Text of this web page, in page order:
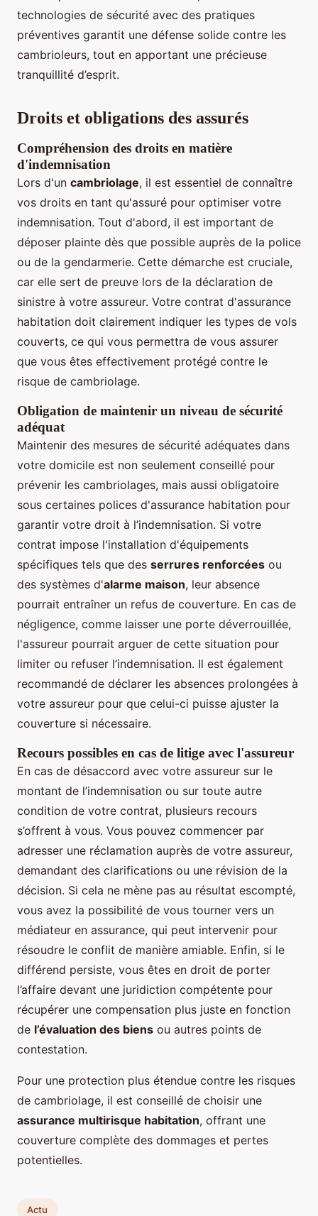
technologies de sécurité avec des pratiques
préventives garantit une défense solide contre les
cambrioleurs, tout en apportant une précieuse
tranquillité d’esprit.
Droits et obligations des assurés
Compréhension des droits en matière
d'indemnisation
Lors d'un cambriolage, il est essentiel de connaître
vos droits en tant qu'assuré pour optimiser votre
indemnisation. Tout d'abord, il est important de
déposer plainte dès que possible auprès de la police
ou de la gendarmerie. Cette démarche est cruciale,
car elle sert de preuve lors de la déclaration de
sinistre à votre assureur. Votre contrat d'assurance
habitation doit clairement indiquer les types de vols
couverts, ce qui vous permettra de vous assurer
que vous êtes effectivement protégé contre le
risque de cambriolage.
Obligation de maintenir un niveau de sécurité
adéquat
Maintenir des mesures de sécurité adéquates dans
votre domicile est non seulement conseillé pour
prévenir les cambriolages, mais aussi obligatoire
sous certaines polices d'assurance habitation pour
garantir votre droit à l’indemnisation. Si votre
contrat impose l'installation d'équipements
spécifiques tels que des serrures renforcées ou
des systèmes d'alarme maison, leur absence
pourrait entraîner un refus de couverture. En cas de
négligence, comme laisser une porte déverrouillée,
l'assureur pourrait arguer de cette situation pour
limiter ou refuser l’indemnisation. Il est également
recommandé de déclarer les absences prolongées à
votre assureur pour que celui-ci puisse ajuster la
couverture si nécessaire.
Recours possibles en cas de litige avec l'assureur
En cas de désaccord avec votre assureur sur le
montant de l’indemnisation ou sur toute autre
condition de votre contrat, plusieurs recours
s’offrent à vous. Vous pouvez commencer par
adresser une réclamation auprès de votre assureur,
demandant des clarifications ou une révision de la
décision. Si cela ne mène pas au résultat escompté,
vous avez la possibilité de vous tourner vers un
médiateur en assurance, qui peut intervenir pour
résoudre le conflit de manière amiable. Enfin, si le
différend persiste, vous êtes en droit de porter
l’affaire devant une juridiction compétente pour
récupérer une compensation plus juste en fonction
de l’évaluation des biens ou autres points de
contestation.
Pour une protection plus étendue contre les risques
de cambriolage, il est conseillé de choisir une
assurance multirisque habitation, offrant une
couverture complète des dommages et pertes
potentielles.
Actu